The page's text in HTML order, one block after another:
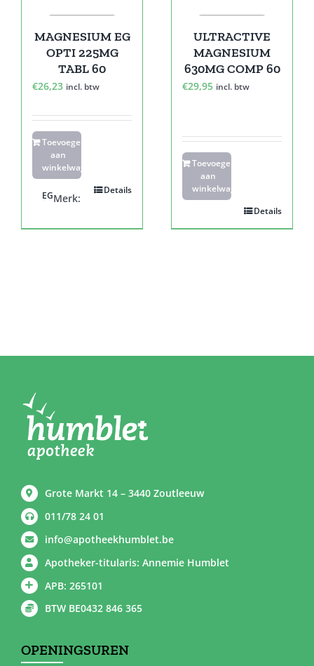
MAGNESIUM EG
OPTI 225MG
TABL 60
€26,23 incl. btw
Toevoegen
aan
winkelwagen
Details
Merk:
EG
ULTRACTIVE
MAGNESIUM
630MG COMP 60
€29,95 incl. btw
Toevoegen
aan
winkelwagen
Details
Grote Markt 14 – 3440 Zoutleeuw
011/78 24 01
info@apotheekhumblet.be
Apotheker-titularis: Annemie Humblet
APB: 265101
BTW BE0432 846 365
OPENINGSUREN